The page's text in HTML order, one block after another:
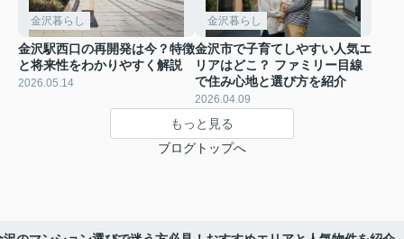
金沢暮らし
金沢駅西口の再開発は今？特徴
と将来性をわかりやすく解説
2026.05.14
金沢暮らし
金沢市で子育てしやすい人気エ
リアはどこ？ ファミリー目線
で住み心地と選び方を紹介
2026.04.09
もっと見る
ブログトップへ